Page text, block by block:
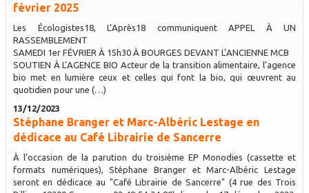
février 2025
Les Écologistes18, L’Après18 communiquent APPEL À UN
RASSEMBLEMENT
SAMEDI 1er FÉVRIER À 15h30 À BOURGES DEVANT L’ANCIENNE MCB
SOUTIEN À L’AGENCE BIO Acteur de la transition alimentaire, l’agence
bio met en lumière ceux et celles qui font la bio, qui œuvrent au
quotidien pour une (…)
13/12/2023
Stéphane Branger et Marc-Albéric Lestage en
dédicace au Café Librairie de Sancerre
À l’occasion de la parution du troisième EP Monodies (cassette et
formats numériques), Stéphane Branger et Marc-Albéric Lestage
seront en dédicace au "Café Librairie de Sancerre" (4 rue des Trois